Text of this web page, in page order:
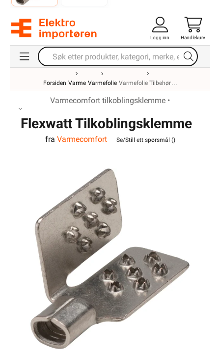
Logg inn Handlekurv
Forsiden Varme Varmefolie Varmefolie Tilbehør
Varmecomfort tilkoblingsklemme •
Flexwatt Tilkoblingsklemme
fra Varmecomfort Se/Still ett spørsmål ()